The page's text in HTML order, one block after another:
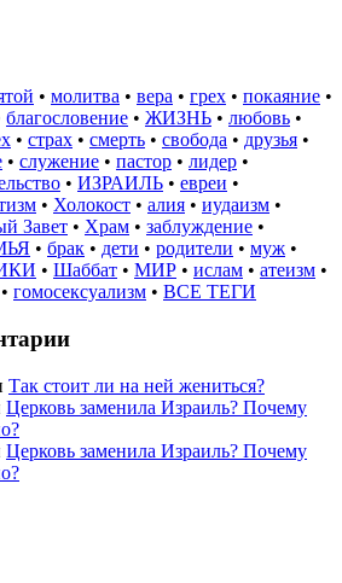
• молитва • вера • грех • покаяние •
благословение • ЖИЗНЬ • любовь •
• страх • смерть • свобода • друзья •
• служение • пастор • лидер •
• ИЗРАИЛЬ • евреи •
• Холокост • алия • иудаизм •
Завет • Храм • заблуждение •
• брак • дети • родители • муж •
• Шаббат • МИР • ислам • атеизм •
• гомосексуализм • ВСЕ ТЕГИ
Так стоит ли на ней жениться?
Церковь заменила Израиль? Почему
Церковь заменила Израиль? Почему